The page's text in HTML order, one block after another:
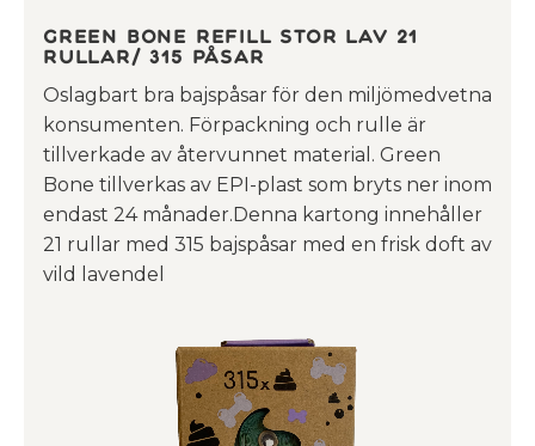
Green Bone Refill Stor Lav 21
rullar/ 315 påsar
Oslagbart bra bajspåsar för den miljömedvetna
konsumenten. Förpackning och rulle är
tillverkade av återvunnet material. Green
Bone tillverkas av EPI-plast som bryts ner inom
endast 24 månader.Denna kartong innehåller
21 rullar med 315 bajspåsar med en frisk doft av
vild lavendel